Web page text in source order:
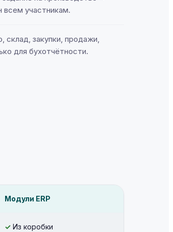
всем участникам.
склад, закупки, продажи,
для бухотчётности.
Модули ERP
✓ Из коробки